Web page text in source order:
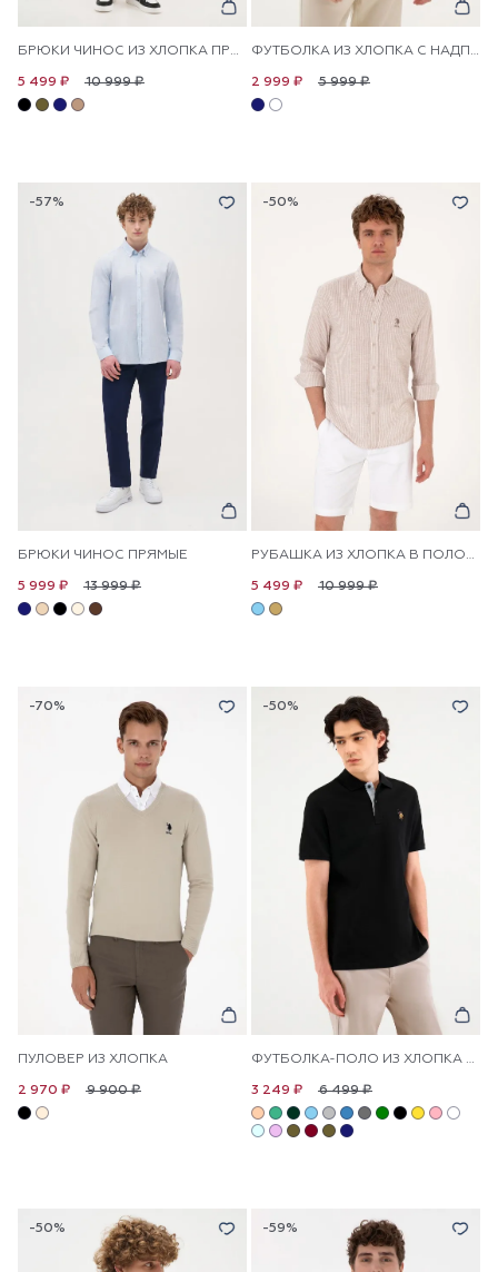
БРЮКИ ЧИНОС ИЗ ХЛОПКА ПРЯМЫЕ
10 999 ₽
5 499 ₽
ФУТБОЛКА ИЗ ХЛОПКА С НАДПИСЬЮ
5 999 ₽
2 999 ₽
-57%
БРЮКИ ЧИНОС ПРЯМЫЕ
13 999 ₽
5 999 ₽
-50%
РУБАШКА ИЗ ХЛОПКА В ПОЛОСКУ ПРЯМАЯ
10 999 ₽
5 499 ₽
-70%
ПУЛОВЕР ИЗ ХЛОПКА
9 900 ₽
2 970 ₽
-50%
ФУТБОЛКА-ПОЛО ИЗ ХЛОПКА С КОНТРАСТНОЙ ПЛАНКОЙ
6 499 ₽
3 249 ₽
-50% -59%